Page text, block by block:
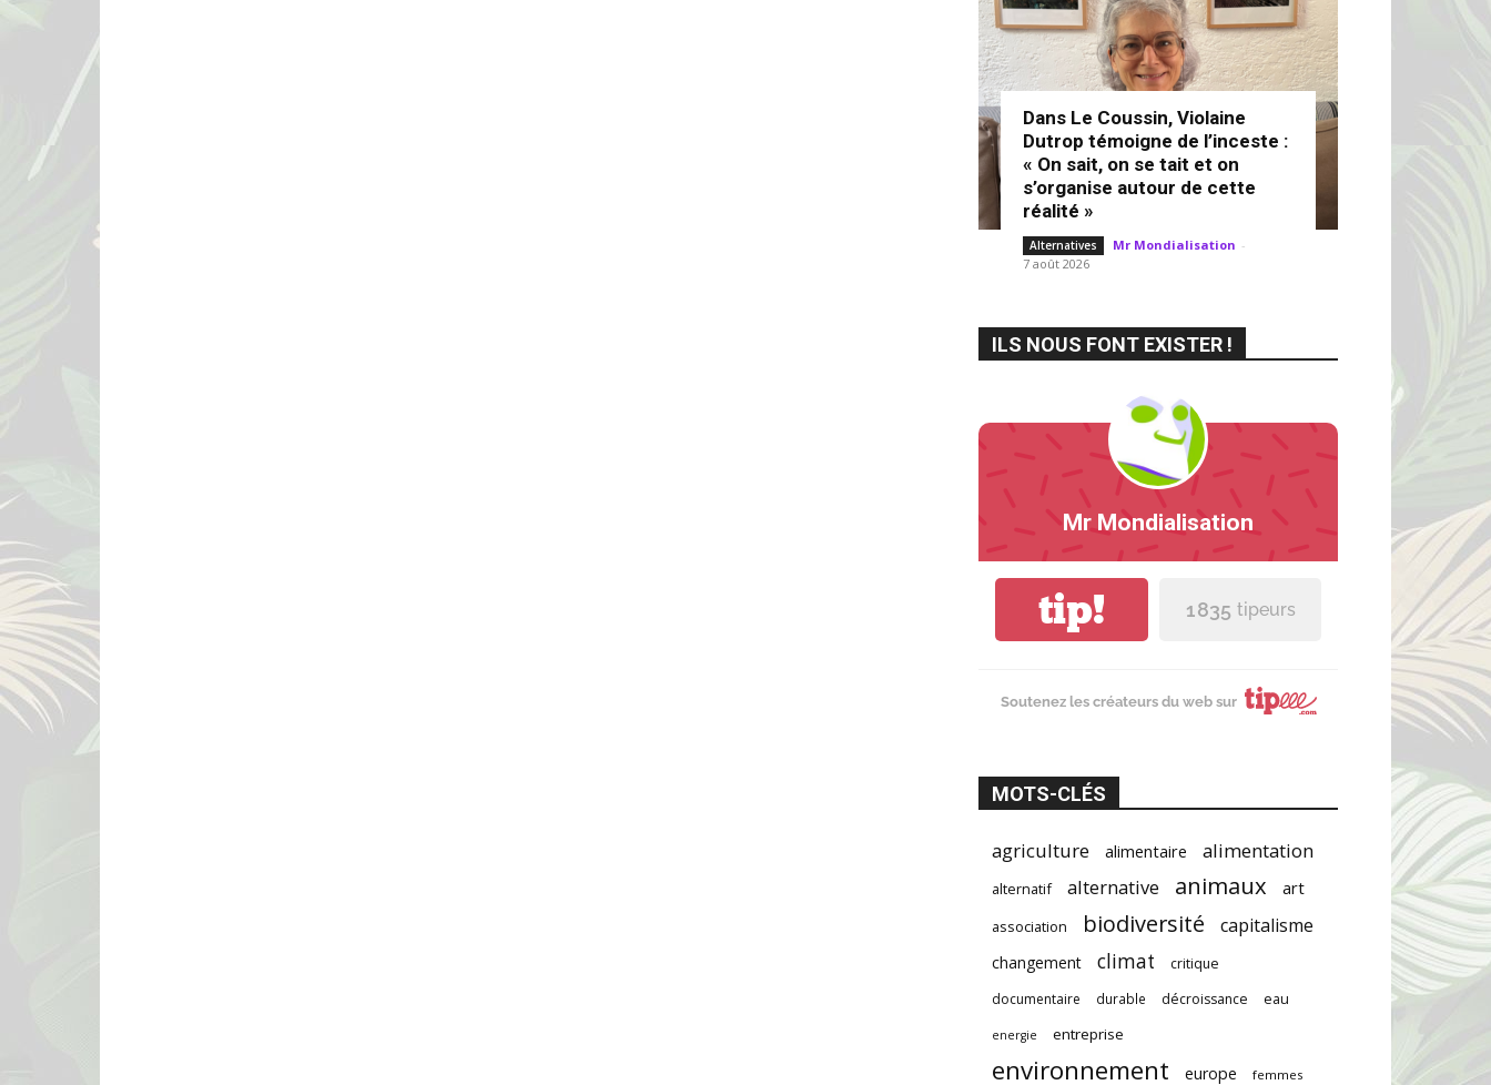
Dans Le Coussin, Violaine
Dutrop témoigne de l’inceste :
« On sait, on se tait et on
s’organise autour de cette
réalité »
Alternatives Mr Mondialisation -
7 août 2026
ILS NOUS FONT EXISTER !
Mr Mondialisation
tip! 1 835 tipeurs
Soutenez les créateurs du web sur
MOTS-CLÉS
agriculture alimentaire alimentation
alternatif alternative animaux art
association biodiversité capitalisme
changement climat
critique
documentaire
durable décroissance eau
energie entreprise
environnement europe femmes